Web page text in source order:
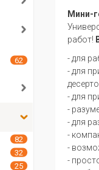
Мини-
работ!
- для
- для
- для
-
- для
-
-
-
62
82
32
25